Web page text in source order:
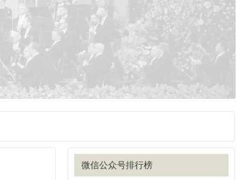
微信公众号排行榜